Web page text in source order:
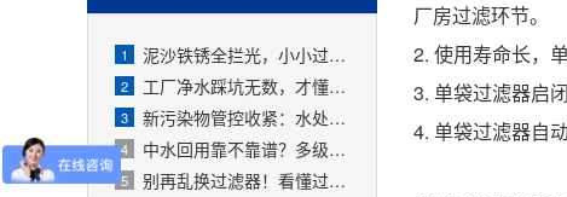
1 泥沙铁锈全拦光，小小过滤器拯救整套水处理设备
2 工厂净水踩坑无数，才懂过滤器是整套工艺的地基
3 新污染物管控收紧：水处理精密过滤器可截留微塑料、微量有害物质
4 中水回用靠不靠谱？多级过滤器层层过滤，出水达标可循环
5 别再乱换过滤器！看懂过滤精度，水处理过滤器少花冤枉钱
厂房过滤环节。
2. 使用寿命长，
3. 单袋过滤器启
4. 单袋过滤器自